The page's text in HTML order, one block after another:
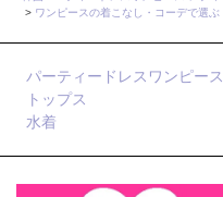
> ワンピースの着こなし・コーデで選ぶ
パーティードレスワンピース
トップス
水着